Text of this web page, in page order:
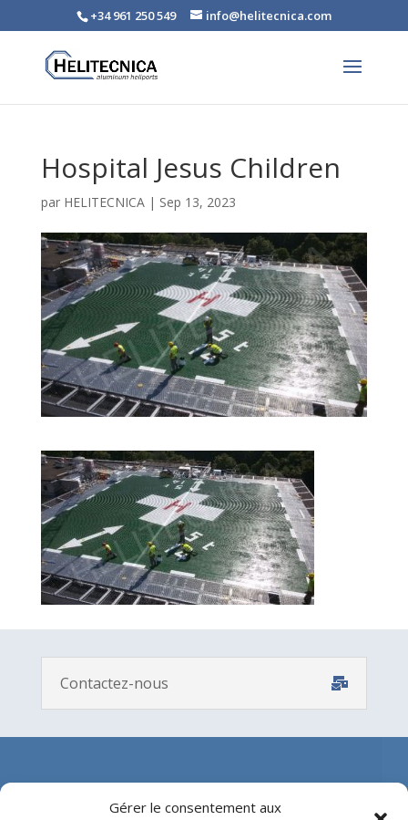
Gérer le consentement aux
+34 961 250 549 info@helitecnica.com
Hospital Jesus Children
par HELITECNICA| Sep 13, 2023
Contactez-nous